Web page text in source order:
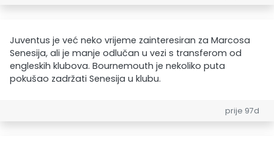
Juventus je već neko vrijeme zainteresiran za Marcosa
Senesija, ali je manje odlučan u vezi s transferom od
engleskih klubova. Bournemouth je nekoliko puta
pokušao zadržati Senesija u klubu.
prije 97d